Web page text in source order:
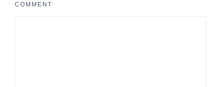
COMMENT